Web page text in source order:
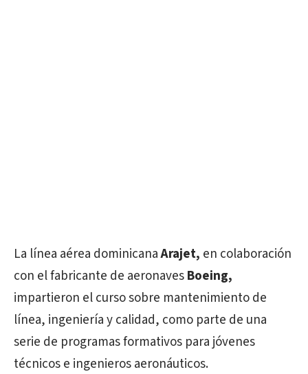
La línea aérea dominicanaArajet, en colaboración
con el fabricante de aeronavesBoeing,
impartieron el curso sobre mantenimiento de
línea, ingeniería y calidad, como parte de una
serie de programas formativos para jóvenes
técnicos e ingenieros aeronáuticos.